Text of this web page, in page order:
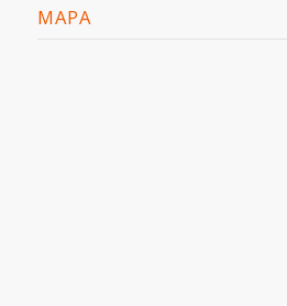
MAPA